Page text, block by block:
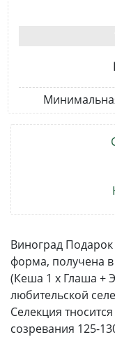
Виноград
форма, получена в
(Кеша 1 х Глаша +
любительской
Селекция
созревания 125-